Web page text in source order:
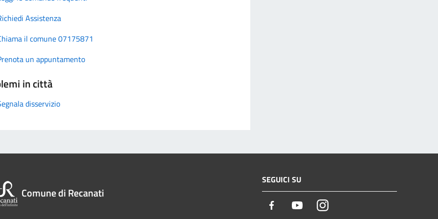
Assistenza
il comune 07175871
un appuntamento
in città
disservizio
Comune di Recanati
SEGUICI SU
Facebook YoutubeInstagram